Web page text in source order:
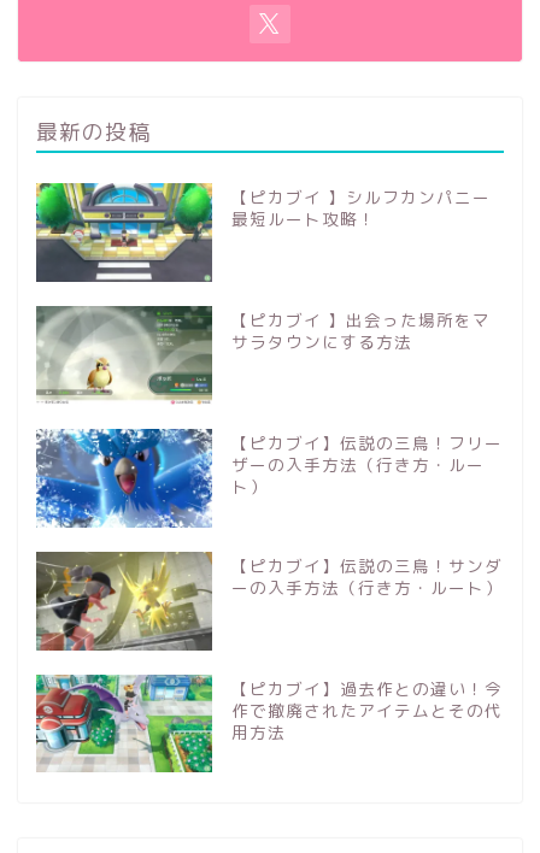
最新の投稿
【ピカブイ 】シルフカンパニー
最短ルート攻略！
【ピカブイ 】出会った場所をマ
サラタウンにする方法
【ピカブイ】伝説の三鳥！フリー
ザーの入手方法（行き方・ルー
ト）
【ピカブイ】伝説の三鳥！サンダ
ーの入手方法（行き方・ルート）
【ピカブイ】過去作との違い！今
作で撤廃されたアイテムとその代
用方法